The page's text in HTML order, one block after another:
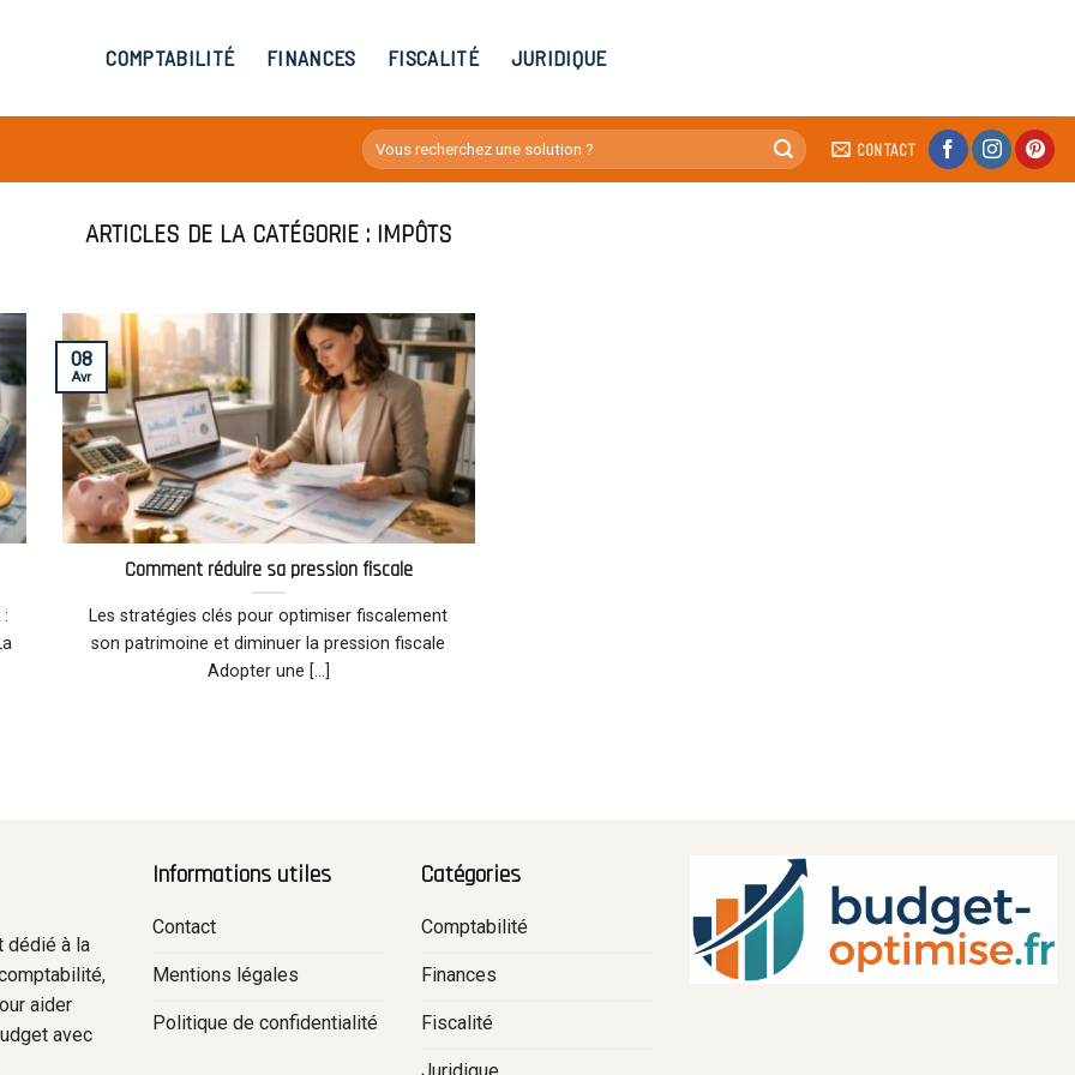
COMPTABILITÉ FINANCES FISCALITÉ JURIDIQUE
CONTACT
IMPÔTS
Comment réduire sa pression fiscale
Les stratégies clés pour optimiser fiscalement
son patrimoine et diminuer la pression fiscale
Adopter une [...]
08
Avr
dédié à la
aider
avec
Informations utiles
Contact
Mentions légales
Politique de confidentialité
Catégories
Comptabilité
Finances
Fiscalité